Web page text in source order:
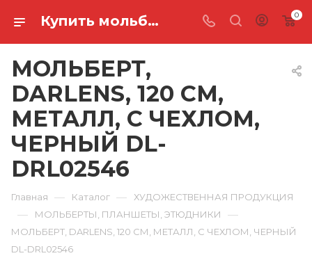
Купить мольберт, darlens, 120 см, металл, с чехлом, черный DL-DRL02546 в Ростове-на-Дону 0
МОЛЬБЕРТ,
DARLENS, 120 СМ,
МЕТАЛЛ, С ЧЕХЛОМ,
ЧЕРНЫЙ DL-
DRL02546
Главная — Каталог — ХУДОЖЕСТВЕННАЯ ПРОДУКЦИЯ
— МОЛЬБЕРТЫ, ПЛАНШЕТЫ, ЭТЮДНИКИ —
МОЛЬБЕРТ, DARLENS, 120 СМ, МЕТАЛЛ, С ЧЕХЛОМ, ЧЕРНЫЙ
DL-DRL02546